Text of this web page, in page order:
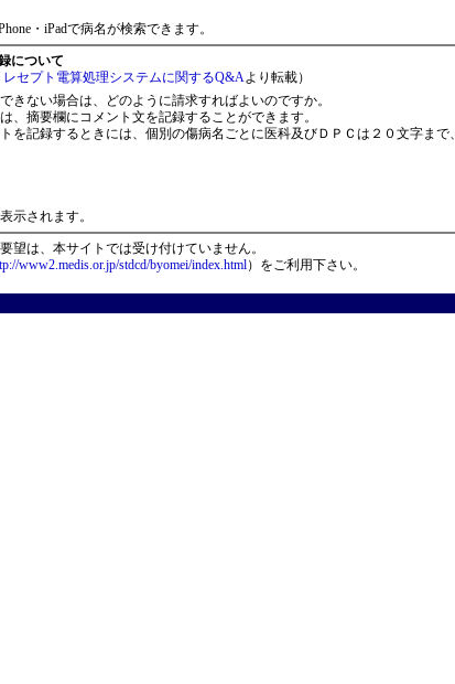
・iPadで病名が検索できます。
について
レセプト電算処理システムに関するQ&Aより転載）
きない場合は、どのように請求すればよいのですか。
、摘要欄にコメント文を記録することができます。
を記録するときには、個別の傷病名ごとに医科及びＤＰＣは２０文字まで
示されます。
望は、本サイトでは受け付けていません。
www2.medis.or.jp/stdcd/byomei/index.html）をご利用下さい。